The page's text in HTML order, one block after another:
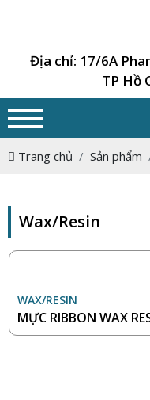
Địa chỉ: 17/6A
TP Hồ
Trang chủ Sản phẩm
Wax/resin
WAX/RESIN
MỰC RIBBON WAX
N